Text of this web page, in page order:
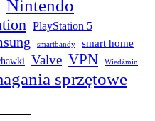
Nintendo
PlayStation 5
smartbandy smart home
Valve VPN Wiedźmin
sprzętowe